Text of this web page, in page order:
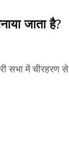
जाता है?
सभा में चीरहरण से